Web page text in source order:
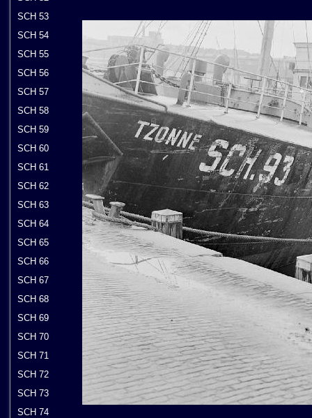
SCH 53
SCH 54
SCH 55
SCH 56
SCH 57
SCH 58
SCH 59
SCH 60
SCH 61
SCH 62
SCH 63
SCH 64
SCH 65
SCH 66
SCH 67
SCH 68
SCH 69
SCH 70
SCH 71
SCH 72
SCH 73
SCH 74